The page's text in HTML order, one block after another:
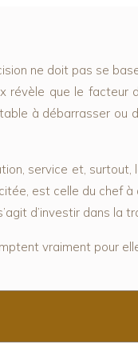
ne doit pas se
révèle que le facteur
à débarrasser ou
service et,
est celle du chef à
d’investir dans la
vraiment pour